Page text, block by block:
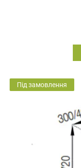
Під замовлення